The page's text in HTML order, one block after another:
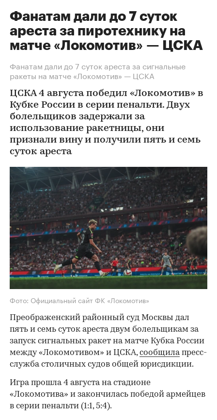
Фанатам дали до 7 суток
ареста за пиротехнику на
матче «Локомотив» — ЦСКА
Фанатам дали до 7 суток ареста за сигнальные
ракеты на матче «Локомотив» — ЦСКА
ЦСКА 4 августа победил «Локомотив» в
Кубке России в серии пенальти. Двух
болельщиков задержали за
использование ракетницы, они
признали вину и получили пять и семь
суток ареста
Фото: Официальный сайт ФК «Локомотив»
Преображенский районный суд Москвы дал
пять и семь суток ареста двум болельщикам за
запуск сигнальных ракет на матче Кубка России
между «Локомотивом» и ЦСКА,сообщилапресс-
служба столичных судов общей юрисдикции.
Игра прошла 4 августа на стадионе
«Локомотива» и закончилась победой армейцев
в серии пенальти (1:1, 5:4).